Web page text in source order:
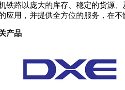
铁路以庞大的库存、稳定的货源
应用，并提供全方位的服务，在
产品